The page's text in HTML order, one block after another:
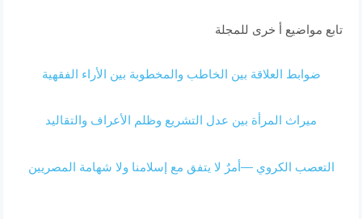
تابع مواضيع أ خرى للمجلة
ضوابط العلاقة بين الخاطب والمخطوبة بين الأراء الفقهية
ميراث المرأة بين عدل التشريع وظلم الأعراف والتقاليد
التعصب الكروي —أمرٌ لا يتفق مع إسلامنا ولا شهامة المصريين